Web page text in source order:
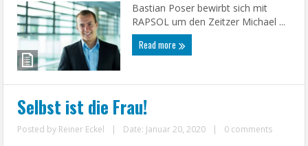
Bastian Poser bewirbt sich mit
RAPSOL um den Zeitzer Michael ...
Read more
Selbst ist die Frau!
Posted by Reiner Eckel | Date: Januar 20, 2020 | 0 comments